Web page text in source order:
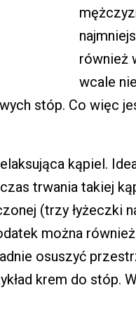
również
wcale
stóp. Co więc
kąpiel.
trwania takiej
(trzy łyżeczki
można
osuszyć
krem do stóp.